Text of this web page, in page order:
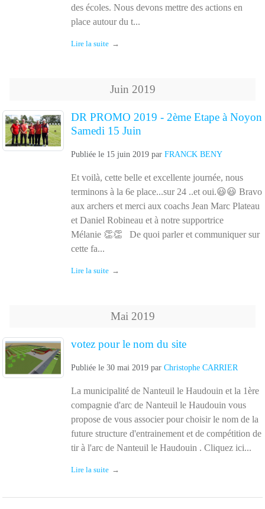
des écoles. Nous devons mettre des actions en
place autour du t...
Lire la suite
Juin 2019
DR PROMO 2019 - 2ème Etape à Noyon
Samedi 15 Juin
Publiée le 15 juin 2019 par FRANCK BENY
Et voilà, cette belle et excellente journée, nous
terminons à la 6e place...sur 24 ..et oui.😃😃 Bravo
aux archers et merci aux coachs Jean Marc Plateau
et Daniel Robineau et à notre supportrice
Mélanie 👏👏 De quoi parler et communiquer sur
cette fa...
Lire la suite
Mai 2019
votez pour le nom du site
Publiée le 30 mai 2019 par Christophe CARRIER
La municipalité de Nanteuil le Haudouin et la 1ère
compagnie d'arc de Nanteuil le Haudouin vous
propose de vous associer pour choisir le nom de la
future structure d'entrainement et de compétition de
tir à l'arc de Nanteuil le Haudouin . Cliquez ici...
Lire la suite